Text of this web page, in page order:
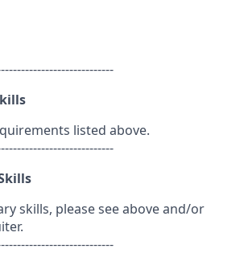
listed above.
skills, please see above and/or